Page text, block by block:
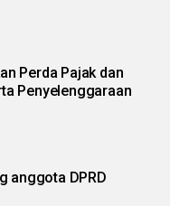
Perda Pajak dan
Penyelenggaraan
anggota DPRD